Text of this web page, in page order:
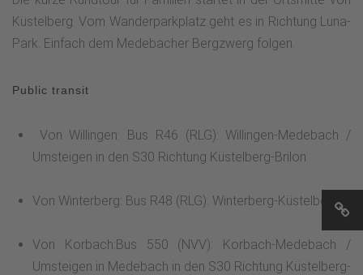
Küstelberg. Vom Wanderparkplatz geht es in Richtung Luna-
Park. Einfach dem Medebacher Bergzwerg folgen.
Public transit
Von Willingen: Bus R46 (RLG): Willingen-Medebach /
Umsteigen in den S30 Richtung Küstelberg-Brilon
Von Winterberg: Bus R48 (RLG): Winterberg-Küstelberg
Von Korbach:Bus 550 (NVV): Korbach-Medebach /
Umsteigen in Medebach in den S30 Richtung Küstelberg-